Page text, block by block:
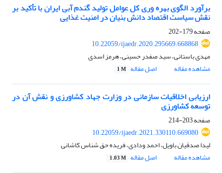
برآورد الگوی بهره وری کل عوامل تولید گندم آبی ایران با تأکید بر
نقش سیاست اقتصاد دانش بنیان در امنیت غذایی
صفحه179-202
10.22059/ijaedr.2020.295669.668868
مهدی باستانی، سید صفدر حسینی، هرمز اسدی
مشاهده مقاله
اصل مقاله 1 M
ارزیابی اخلاقیات سازمانی در وزارت جهاد کشاورزی و نقش آن در
توسعه کشاورزی
صفحه203-214
10.22059/ijaedr.2021.330110.669080
لیدا صدقیان باویل، احمد ودادی، فریده حق شناس کاشانی
مشاهده مقاله
اصل مقاله 1.03 M